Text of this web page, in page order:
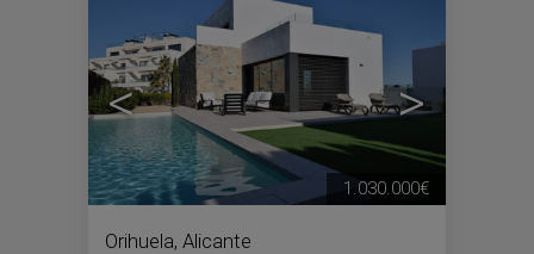
< >
Orihuela, Alicante
1.030.000€